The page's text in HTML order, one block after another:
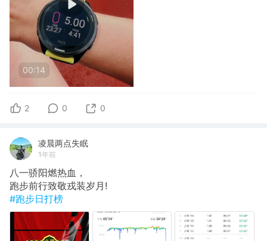
00:14
2 0 0
凌晨两点失眠
1年前
八一骄阳燃热血，
跑步前行致敬戎装岁月!
#跑步日打榜